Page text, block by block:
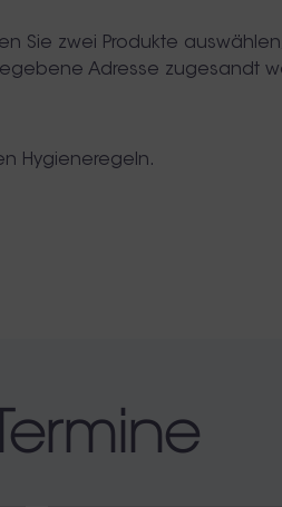
Sie zwei Produkte
Adresse zugesandt
Hygieneregeln.